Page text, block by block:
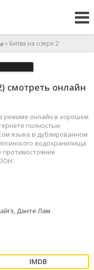
» Битва на озере 2
смотреть онлайн
режиме онлайн в хорошем
полностью
языке в дублированном
водохранилища
Данте Лам